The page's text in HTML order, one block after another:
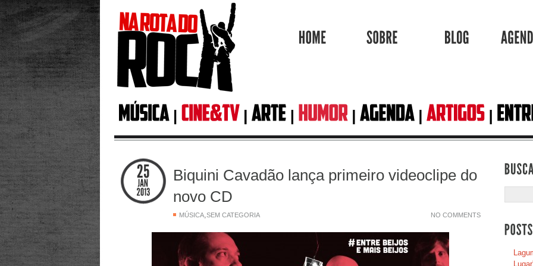
Biquini Cavadão lança primeiro videoclipe do
novo CD
MÚSICA,SEM CATEGORIA NO COMMENTS